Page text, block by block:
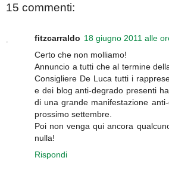
15 commenti:
fitzcarraldo 18 giugno 2011 alle
Certo che non molliamo!
Annuncio a tutti che al termine
Consigliere De Luca tutti i
e dei blog anti-degrado presenti
di una grande manifestazione
prossimo settembre.
Poi non venga qui ancora
nulla!
Rispondi